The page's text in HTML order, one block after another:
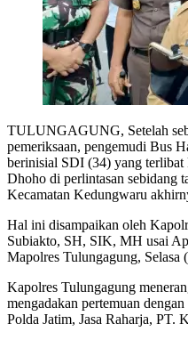
TULUNGAGUNG, Setelah
pemeriksaan, pengemudi Bus
berinisial SDI (34) yang
Dhoho di perlintasan sebidang
Kecamatan Kedungwaru
Hal ini disampaikan oleh
Subiakto, SH, SIK, MH usai
Mapolres Tulungagung, Selasa
Kapolres Tulungagung
mengadakan pertemuan
Polda Jatim, Jasa Raharja, PT.